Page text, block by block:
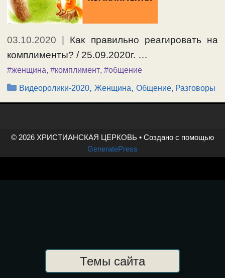
03.10.2020
Как правильно реагировать на
комплименты? / 25.09.2020г. …
#женщина, #комплимент, #общение
Рубрики
Видеоролики-2020,Женщина,Общение, Разговоры
© 2026 ХРИСТИАНСКАЯ ЦЕРКОВЬ • Создано с помощью
GeneratePress
Темы сайта